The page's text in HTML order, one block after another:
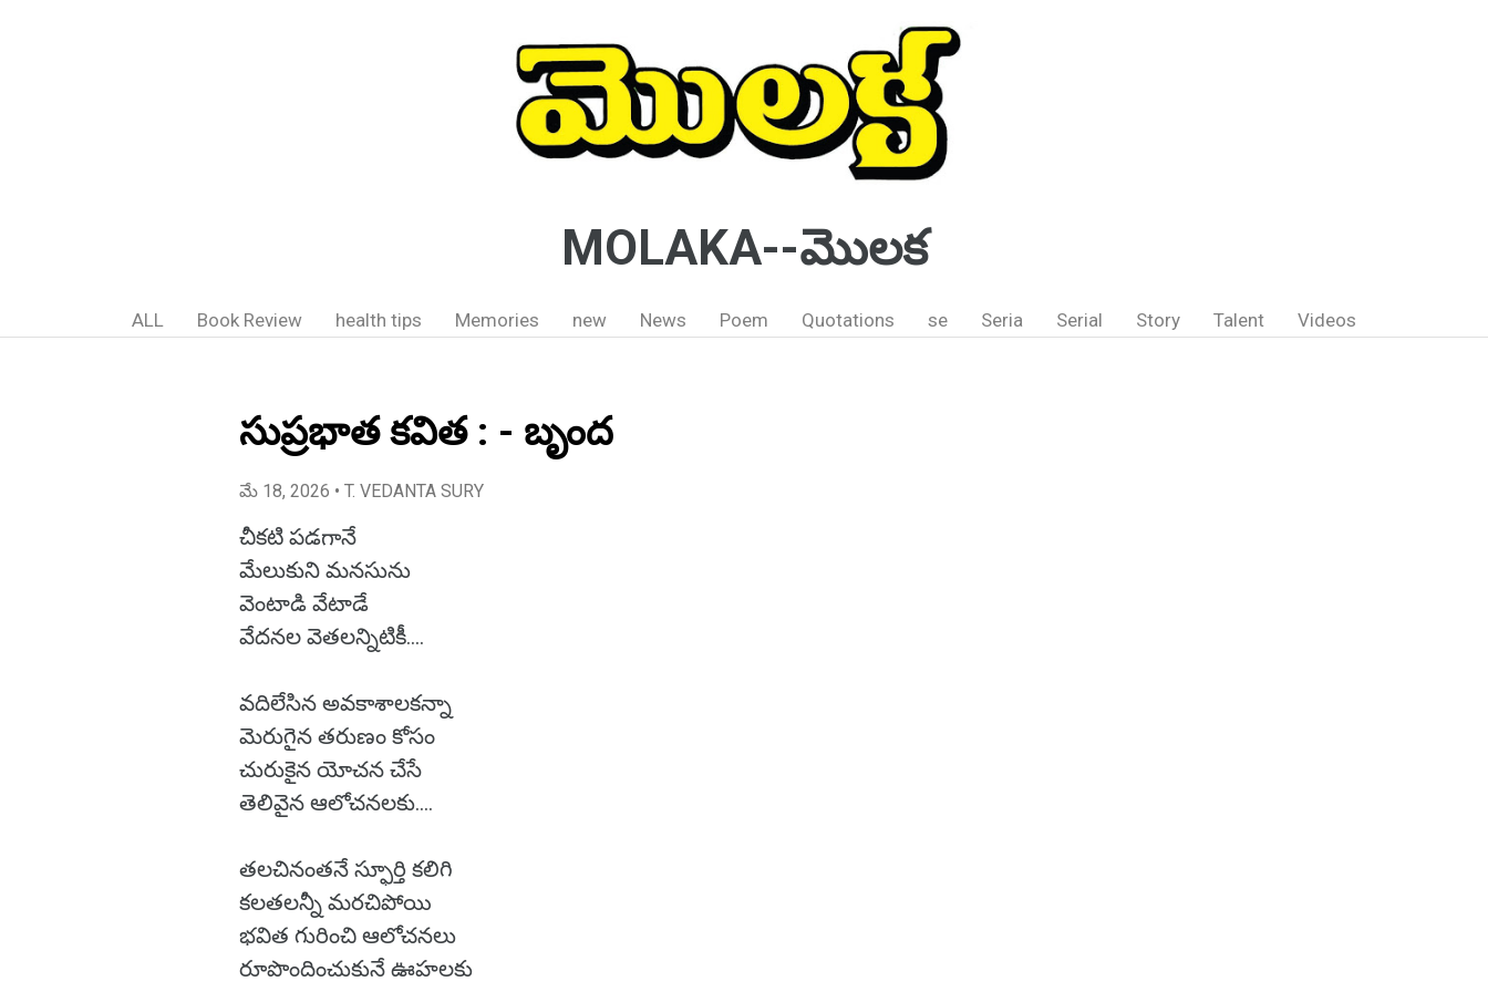
MOLAKA--మొలక
ALL Book Review health tips Memories new News Poem Quotations se Seria Serial Story Talent Videos
సుప్రభాత కవిత : - బృంద
మే 18, 2026 • T. VEDANTA SURY
చీకటి పడగానే
మేలుకుని మనసును
వెంటాడి వేటాడే
వేదనల వెతలన్నిటికీ....
వదిలేసిన అవకాశాలకన్నా
మెరుగైన తరుణం కోసం
చురుకైన యోచన చేసే
తెలివైన ఆలోచనలకు....
తలచినంతనే స్ఫూర్తి కలిగి
కలతలన్నీ మరచిపోయి
భవిత గురించి ఆలోచనలు
రూపొందించుకునే ఊహలకు